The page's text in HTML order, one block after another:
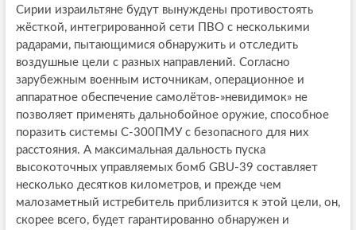
Сирии израильтяне будут вынуждены противостоять
жёсткой, интегрированной сети ПВО с несколькими
радарами, пытающимися обнаружить и отследить
воздушные цели с разных направлений. Согласно
зарубежным военным источникам, операционное и
аппаратное обеспечение самолётов-»невидимок» не
позволяет применять дальнобойное оружие, способное
поразить системы С-300ПМУ с безопасного для них
расстояния. А максимальная дальность пуска
высокоточных управляемых бомб GBU-39 составляет
несколько десятков километров, и прежде чем
малозаметный истребитель приблизится к этой цели, он,
скорее всего, будет гарантированно обнаружен и